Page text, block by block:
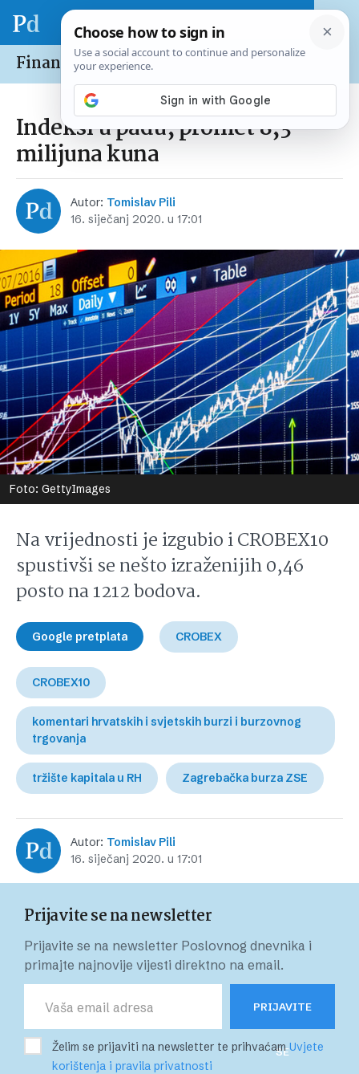
Financije /Burze
Indeksi u padu, promet 8,3
milijuna kuna
Autor: Tomislav Pili
16. siječanj 2020. u 17:01
Foto: GettyImages
Na vrijednosti je izgubio i CROBEX10
spustivši se nešto izraženijih 0,46
posto na 1212 bodova.
Google pretplata CROBEX
CROBEX10
komentari hrvatskih i svjetskih burzi i burzovnog
trgovanja
tržište kapitala u RH Zagrebačka burza ZSE
Autor: Tomislav Pili
16. siječanj 2020. u 17:01
Prijavite se na newsletter
Prijavite se na newsletter Poslovnog dnevnika i
primajte najnovije vijesti direktno na email.
PRIJAVITE
SE
Želim se prijaviti na newsletter te prihvaćamUvjete
korištenja i pravila privatnosti